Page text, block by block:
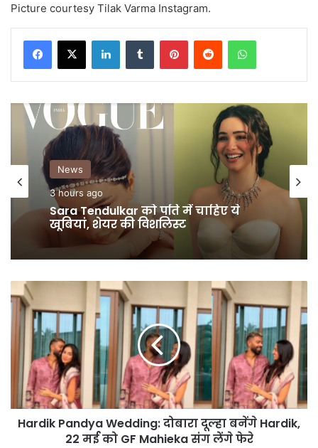
Picture courtesy Tilak Varma Instagram.
LinkedInTumblr PinterestReddit WhatsApp
GALLERY
1 day ago
क्या आपने देखीं नीली साड़ी में Ananya
Panday की तस्वीरें
Hardik
Pandya
Wedding:
दोबारा
दूल्हा
Hardik,
मई
कोHardik Pandya Wedding: दोबारा दूल्हा बनेंगे Hardik,
22 मई को GF Mahieka संग लेंगे फेरे